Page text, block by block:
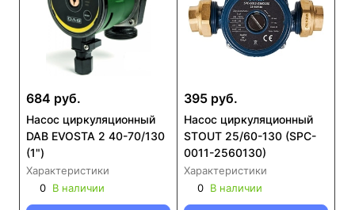
684 руб.
Насос циркуляционный
DAB EVOSTA 2 40-70/130
(1")
Характеристики
0 В наличии
395 руб.
Насос циркуляционный
STOUT 25/60-130 (SPC-
0011-2560130)
Характеристики
0 В наличии